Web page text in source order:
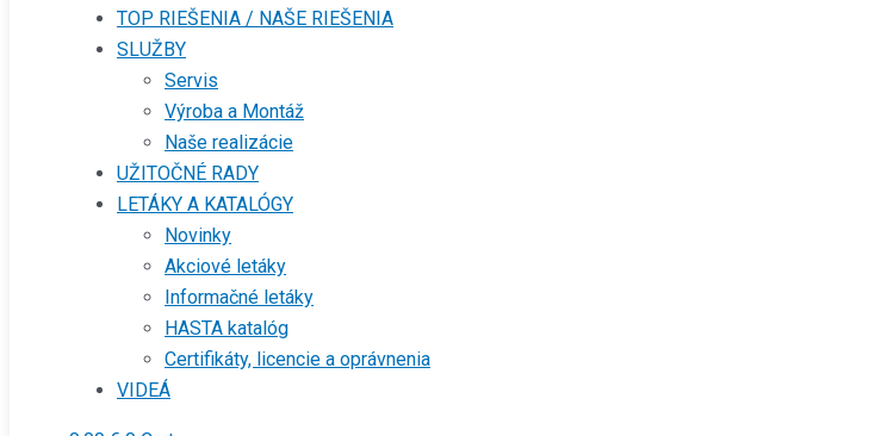
TOP RIEŠENIA / NAŠE RIEŠENIA
SLUŽBY
Servis
Výroba a Montáž
Naše realizácie
UŽITOČNÉ RADY
LETÁKY A KATALÓGY
Novinky
Akciové letáky
Informačné letáky
HASTA katalóg
Certifikáty, licencie a oprávnenia
VIDEÁ